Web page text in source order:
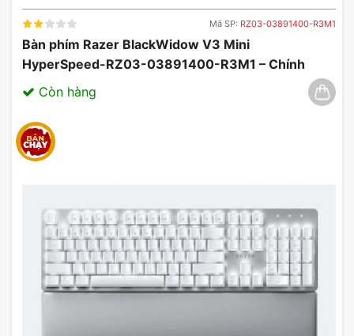
Mã SP: RZ03-03891400-R3M1
Bàn phím Razer BlackWidow V3 Mini
HyperSpeed-RZ03-03891400-R3M1 – Chính
Hãng, Đẳng Cấp Không Dây 03/2025
Còn hàng